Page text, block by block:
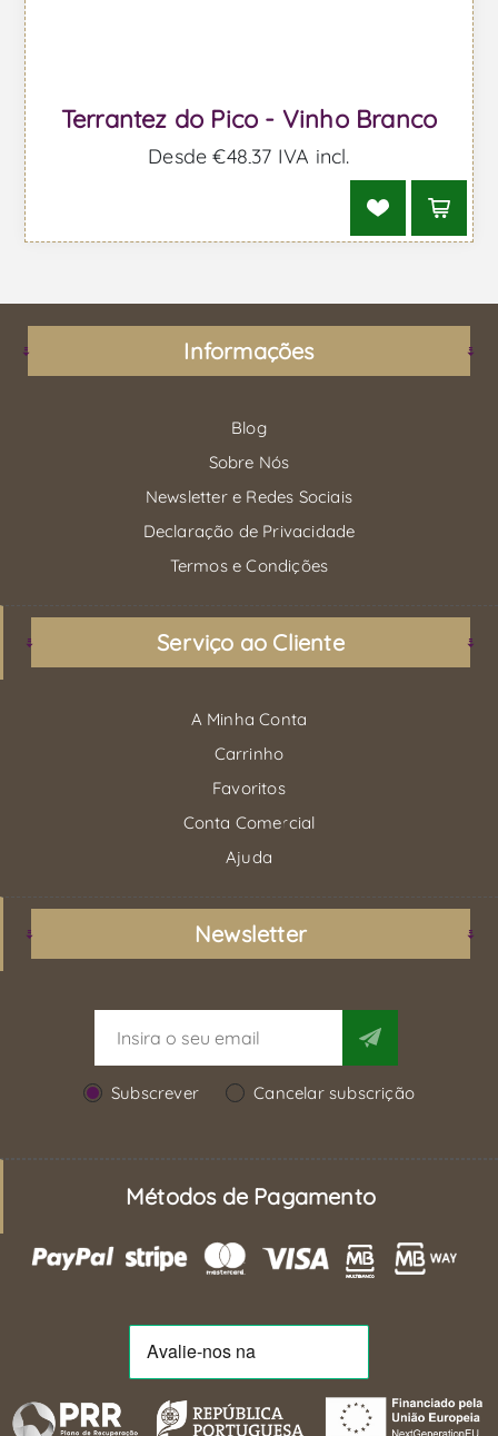
Terrantez do Pico - Vinho Branco
Desde €48,37 IVA incl.
Informações
Blog
Sobre Nós
Newsletter e Redes Sociais
Declaração de Privacidade
Termos e Condições
Serviço ao Cliente
A Minha Conta
Carrinho
Favoritos
Conta Comercial
Ajuda
Newsletter
Subscrever Cancelar subscrição
Métodos de Pagamento